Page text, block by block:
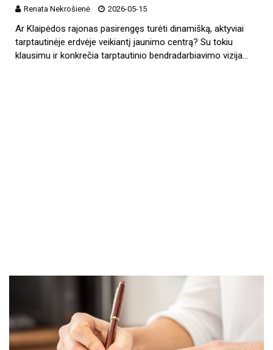
Renata Nekrošienė 2026-05-15
Ar Klaipėdos rajonas pasirengęs turėti dinamišką, aktyviai
tarptautinėje erdvėje veikiantį jaunimo centrą? Su tokiu
klausimu ir konkrečia tarptautinio bendradarbiavimo vizija…